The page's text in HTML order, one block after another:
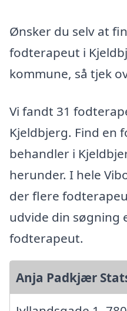
Ønsker du selv at
fodterapeut i
kommune, så tjek
Vi fandt 31
Kjeldbjerg. Find en
behandler i
herunder. I hele
der flere
udvide din søgning
fodterapeut.
Anja Padkjær